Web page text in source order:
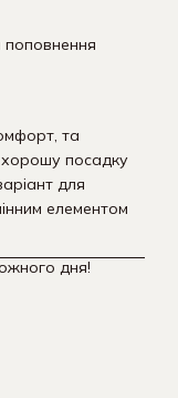
поповнення
та
хорошу посадку
для
елементом
дня!